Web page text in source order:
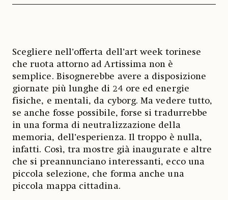
Scegliere nell’offerta dell’art week torinese
che ruota attorno ad Artissima non è
semplice. Bisognerebbe avere a disposizione
giornate più lunghe di 24 ore ed energie
fisiche, e mentali, da cyborg. Ma vedere tutto,
se anche fosse possibile, forse si tradurrebbe
in una forma di neutralizzazione della
memoria, dell’esperienza. Il troppo è nulla,
infatti. Così, tra mostre già inaugurate e altre
che si preannunciano interessanti, ecco una
piccola selezione, che forma anche una
piccola mappa cittadina.